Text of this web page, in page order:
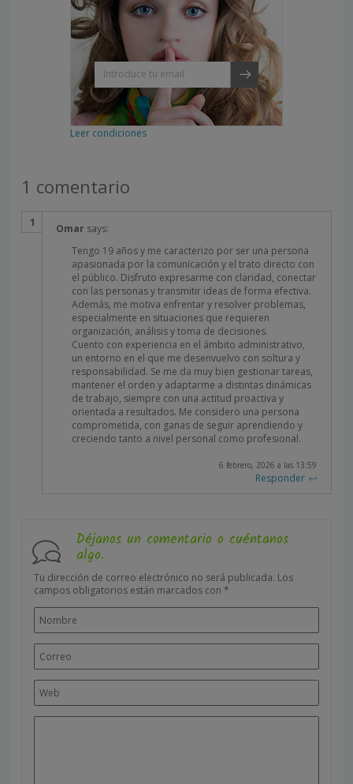
Leer condiciones
1 comentario
Omar says:
6 febrero, 2026 a las 13:59
Tengo 19 años y me caracterizo por ser una persona
apasionada por la comunicación y el trato directo con
el público. Disfruto expresarme con claridad, conectar
con las personas y transmitir ideas de forma efectiva.
Además, me motiva enfrentar y resolver problemas,
especialmente en situaciones que requieren
organización, análisis y toma de decisiones.
Cuento con experiencia en el ámbito administrativo,
un entorno en el que me desenvuelvo con soltura y
responsabilidad. Se me da muy bien gestionar tareas,
mantener el orden y adaptarme a distintas dinámicas
de trabajo, siempre con una actitud proactiva y
orientada a resultados. Me considero una persona
comprometida, con ganas de seguir aprendiendo y
creciendo tanto a nivel personal como profesional.
Responder
Déjanos un comentario o cuéntanos
algo.
Tu dirección de correo electrónico no será publicada. Los
campos obligatorios están marcados con *